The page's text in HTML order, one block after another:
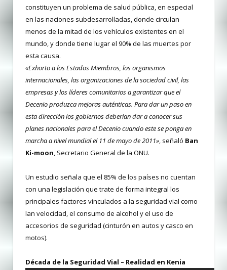
constituyen un problema de salud pública, en especial
en las naciones subdesarrolladas, donde circulan
menos de la mitad de los vehículos existentes en el
mundo, y donde tiene lugar el 90% de las muertes por
esta causa.
«Exhorto a los Estados Miembros, los organismos
internacionales, las organizaciones de la sociedad civil, las
empresas y los líderes comunitarios a garantizar que el
Decenio produzca mejoras auténticas. Para dar un paso en
esta dirección los gobiernos deberían dar a conocer sus
planes nacionales para el Decenio cuando este se ponga en
marcha a nivel mundial el 11 de mayo de 2011», señaló Ban
Ki-moon, Secretario General de la ONU.
Un estudio señala que el 85% de los países no cuentan
con una legislación que trate de forma integral los
principales factores vinculados a la seguridad vial como
lan velocidad, el consumo de alcohol y el uso de
accesorios de seguridad (cinturón en autos y casco en
motos).
Década de la Seguridad Vial – Realidad en Kenia